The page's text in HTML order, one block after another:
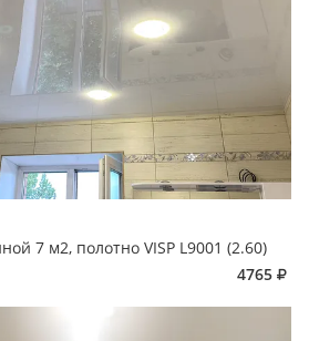
7 м2, полотно VISP L9001 (2.60)
4765